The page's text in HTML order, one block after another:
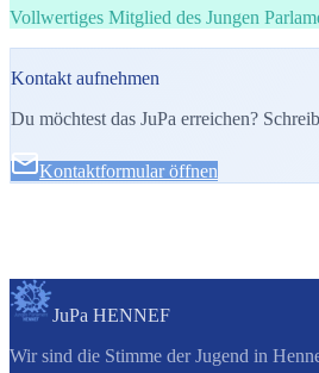
Vollwertiges Mitglied des Jungen
Kontakt aufnehmen
Du möchtest das JuPa erreichen?
Kontaktformular öffnen
JuPa HENNEF
Wir sind die Stimme der Jugend in